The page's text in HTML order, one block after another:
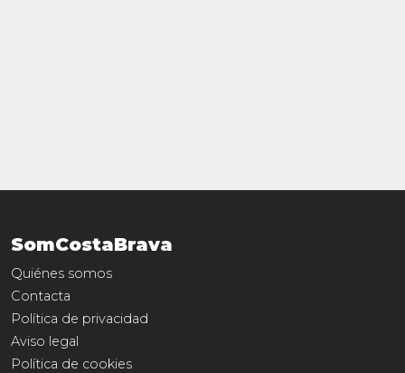
SomCostaBrava
Quiénes somos
Contacta
Política de privacidad
Aviso legal
Política de cookies